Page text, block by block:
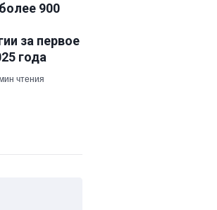
900
за первое
года
чтения